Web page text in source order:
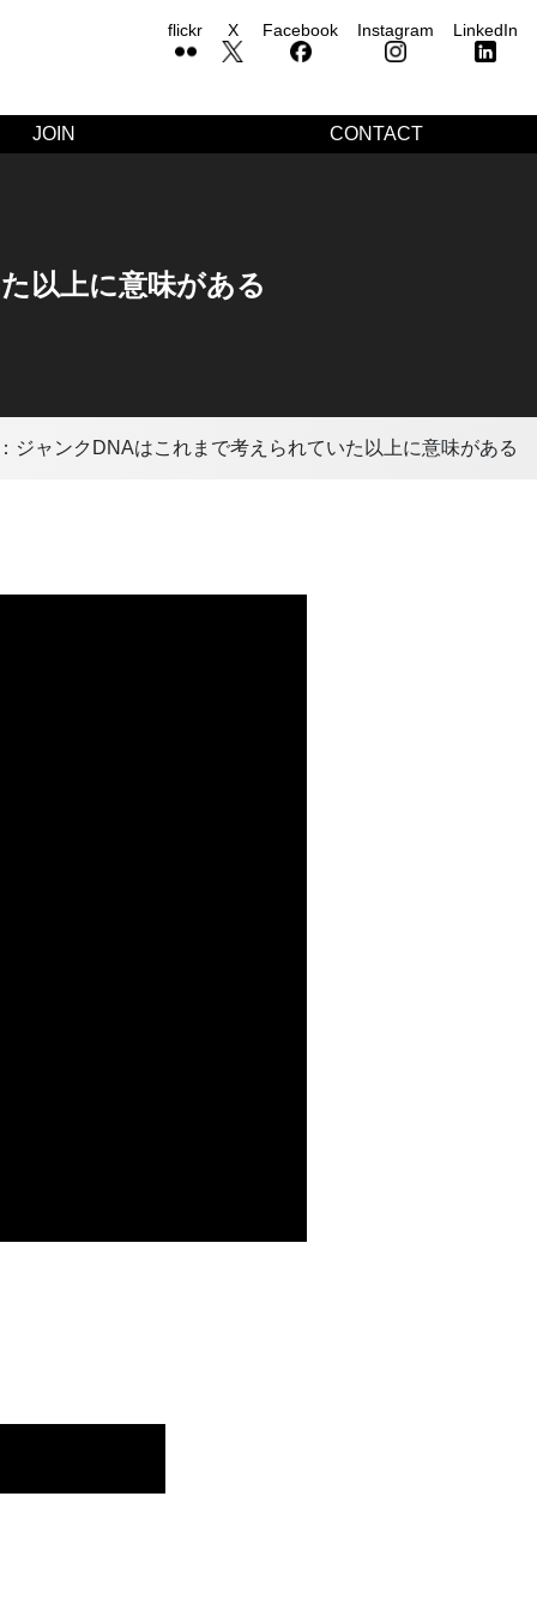
JOIN CONTACT
flickr X Facebook Instagram LinkedIn
以上に意味がある
ジャンクDNAはこれまで考えられていた以上に意味がある